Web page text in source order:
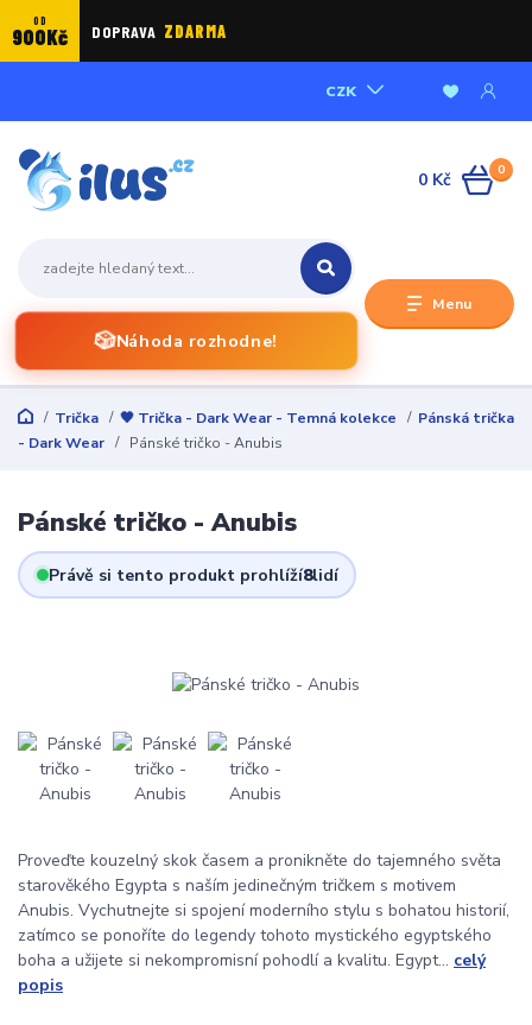
OD
900Kč DOPRAVA ZDARMA
Menu
CZK
🎲Náhoda rozhodne!
0
0 Kč
Trička 🖤 Trička - Dark Wear - Temná kolekce
Pánská trička
- Dark Wear
Pánské tričko - Anubis
Pánské tričko - Anubis
Právě si tento produkt prohlíží8lidí
Proveďte kouzelný skok časem a pronikněte do tajemného světa
starověkého Egypta s naším jedinečným tričkem s motivem
Anubis. Vychutnejte si spojení moderního stylu s bohatou historií,
zatímco se ponoříte do legendy tohoto mystického egyptského
boha a užijete si nekompromisní pohodlí a kvalitu. Egypt... celý
popis